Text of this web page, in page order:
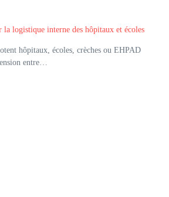
logistique interne des hôpitaux et écoles
hôpitaux, écoles, crèches ou EHPAD
entre…